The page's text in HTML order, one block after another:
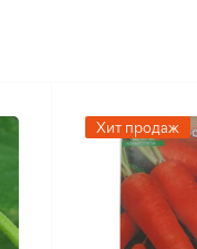
Хит продаж